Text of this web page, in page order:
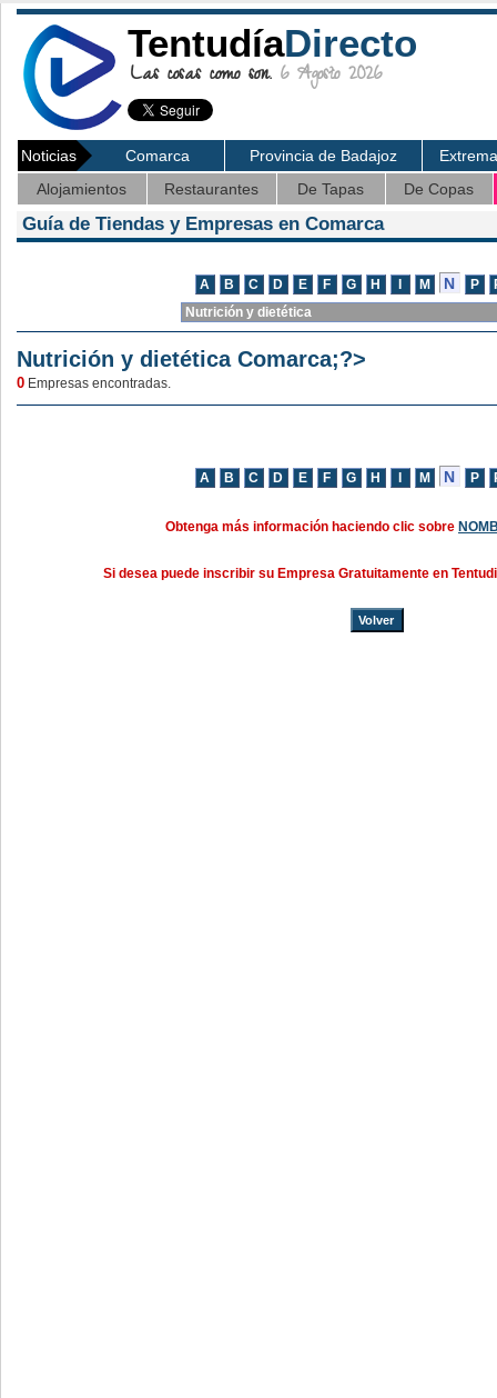
TentudíaDirecto
Las cosas como son. 6 Agosto 2026
Noticias Comarca Provincia de Badajoz
Alojamientos
Restaurantes De Tapas De Copas
Guía de Tiendas y Empresas en Comarca
Nutrición y dietética Comarca;?>
0 Empresas encontradas.
Obtenga más información haciendo clic sobre
Si desea puede inscribir su Empresa Gratuitamente en
Volver